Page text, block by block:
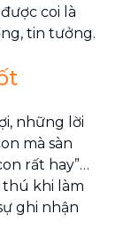
coi là
tin tưởng.
những lời
mà sàn
rất hay”…
thú khi làm
ghi nhận